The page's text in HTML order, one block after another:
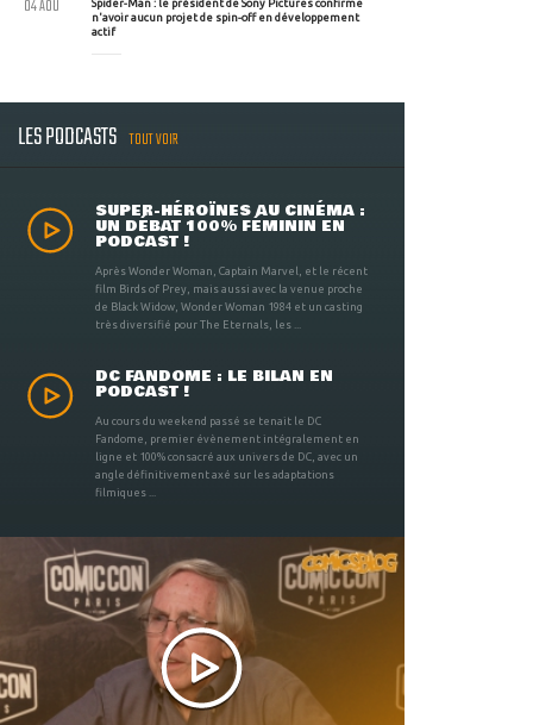
Spider-Man : le président de Sony Pictures confirme
n'avoir aucun projet de spin-off en développement
actif
04 AOU
LES PODCASTS TOUT VOIR
SUPER-HÉROÏNES AU CINÉMA :
UN DÉBAT 100% FÉMININ EN
PODCAST !
Après Wonder Woman, Captain Marvel, et le récent
film Birds of Prey, mais aussi avec la venue proche
de Black Widow, Wonder Woman 1984 et un casting
très diversifié pour The Eternals, les ...
DC FANDOME : LE BILAN EN
PODCAST !
Au cours du weekend passé se tenait le DC
Fandome, premier évènement intégralement en
ligne et 100% consacré aux univers de DC, avec un
angle définitivement axé sur les adaptations
filmiques ...